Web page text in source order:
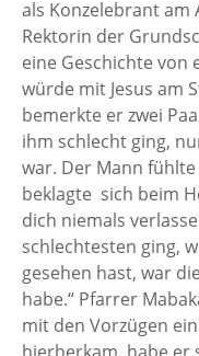
als Konzelebrant am
Rektorin der
eine Geschichte
würde mit Jesus am
bemerkte er zwei
ihm schlecht ging,
war. Der Mann
beklagte sich beim
dich niemals
schlechtesten ging,
gesehen hast, war
habe.“ Pfarrer
mit den Vorzügen